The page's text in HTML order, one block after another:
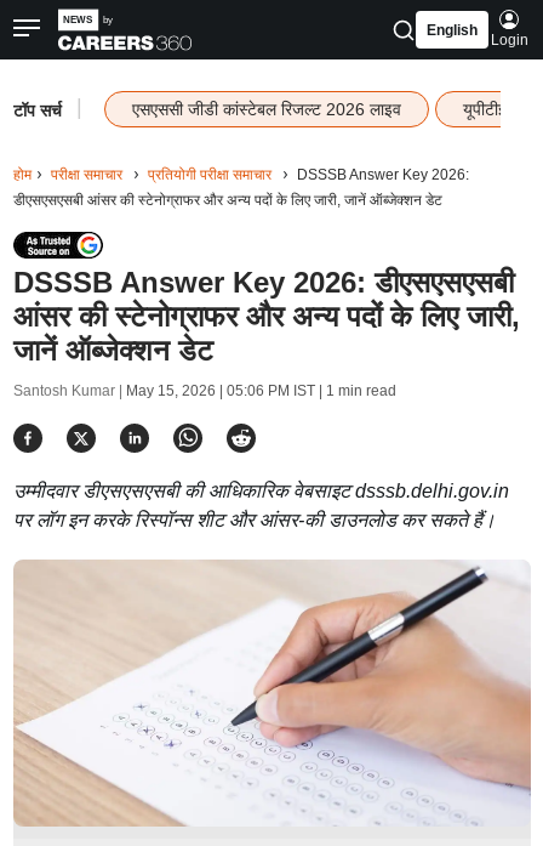
English
Login
टॉप सर्च एसएससी जीडी कांस्टेबल रिजल्ट 2026 लाइव यूपीटीईटी
होम परीक्षा समाचार प्रतियोगी परीक्षा समाचार
DSSSB Answer Key 2026:
डीएसएसएसबी आंसर की स्टेनोग्राफर और अन्य पदों के लिए जारी, जानें ऑब्जेक्शन डेट
DSSSB Answer Key 2026: डीएसएसएसबी
आंसर की स्टेनोग्राफर और अन्य पदों के लिए जारी,
जानें ऑब्जेक्शन डेट
Santosh Kumar | May 15, 2026 | 05:06 PM IST| 1 min read
उम्मीदवार डीएसएसएसबी की आधिकारिक वेबसाइट dsssb.delhi.gov.in
पर लॉग इन करके रिस्पॉन्स शीट और आंसर-की डाउनलोड कर सकते हैं।